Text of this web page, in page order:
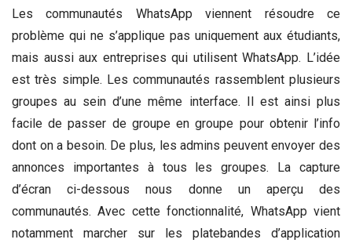
Les communautés WhatsApp viennent résoudre ce
problème qui ne s’applique pas uniquement aux étudiants,
mais aussi aux entreprises qui utilisent WhatsApp. L’idée
est très simple. Les communautés rassemblent plusieurs
groupes au sein d’une même interface. Il est ainsi plus
facile de passer de groupe en groupe pour obtenir l’info
dont on a besoin. De plus, les admins peuvent envoyer des
annonces importantes à tous les groupes. La capture
d’écran ci-dessous nous donne un aperçu des
communautés. Avec cette fonctionnalité, WhatsApp vient
notamment marcher sur les platebandes d’application